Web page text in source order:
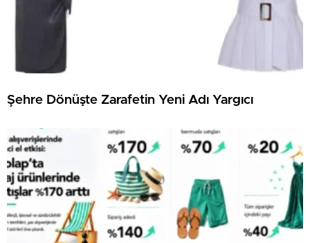
Şehre Dönüşte Zarafetin Yeni Adı Yargıcı